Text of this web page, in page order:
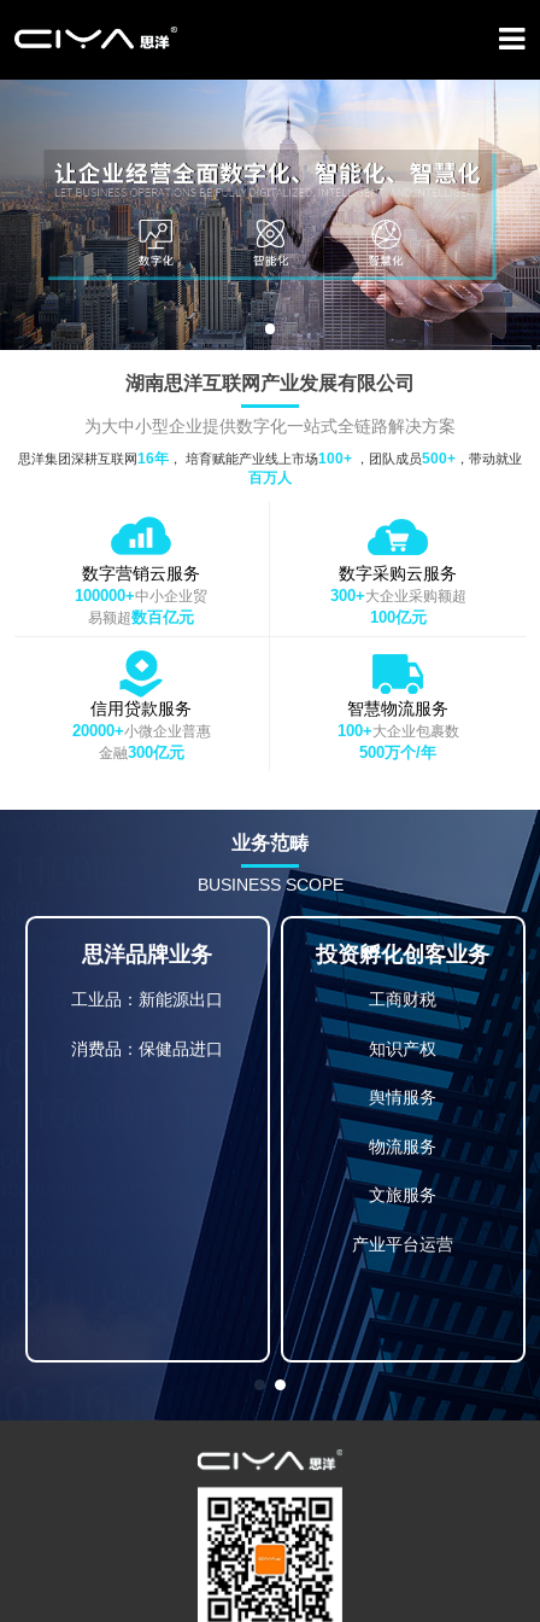
湖南思洋互联网产业发展有限公司
为大中小型企业提供数字化一站式全链路解决方案
思洋集团深耕互联网16年 ， 培育赋能产业线上市场100+ ，团队成员500+ ，带动就业
百万人
数字营销云服务
100000+中小企业贸
易额超数百亿元
数字采购云服务
300+大企业采购额超
100亿元
信用贷款服务
20000+小微企业普惠
金融300亿元
智慧物流服务
100+大企业包裹数
500万个/年
业务范畴
BUSINESS SCOPE
思洋品牌业务
工业品：新能源出口
消费品：保健品进口
投资孵化创客业务
工商财税
知识产权
舆情服务
物流服务
文旅服务
产业平台运营